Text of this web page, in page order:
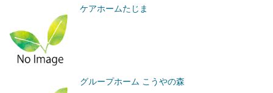
ケアホームたじま
グループホーム こうやの森